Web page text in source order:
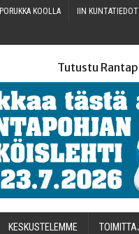
PORUK­KA KOOLLA IIN
Tutustu
KES­KUS­TE­LEM­ME